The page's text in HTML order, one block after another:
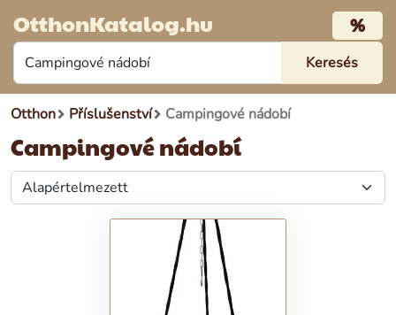
OtthonKatalog.hu %
Otthon Příslušenství Campingové nádobí
Campingové nádobí